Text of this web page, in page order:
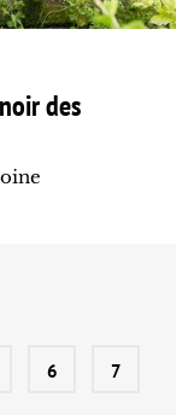
des
6 7